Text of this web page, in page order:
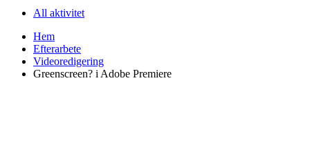
All aktivitet
Hem
Efterarbete
Videoredigering
Greenscreen? i Adobe Premiere